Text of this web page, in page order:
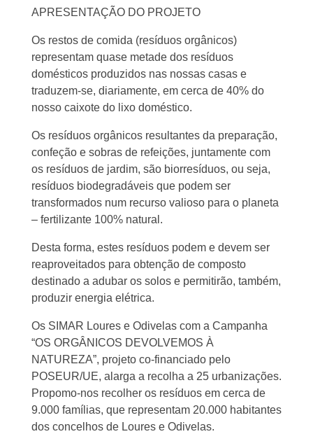
APRESENTAÇÃO DO PROJETO
Os restos de comida (resíduos orgânicos)
representam quase metade dos resíduos
domésticos produzidos nas nossas casas e
traduzem-se, diariamente, em cerca de 40% do
nosso caixote do lixo doméstico.
Os resíduos orgânicos resultantes da preparação,
confeção e sobras de refeições, juntamente com
os resíduos de jardim, são biorresíduos, ou seja,
resíduos biodegradáveis que podem ser
transformados num recurso valioso para o planeta
– fertilizante 100% natural.
Desta forma, estes resíduos podem e devem ser
reaproveitados para obtenção de composto
destinado a adubar os solos e permitirão, também,
produzir energia elétrica.
Os SIMAR Loures e Odivelas com a Campanha
“OS ORGÂNICOS DEVOLVEMOS À
NATUREZA”, projeto co-financiado pelo
POSEUR/UE, alarga a recolha a 25 urbanizações.
Propomo-nos recolher os resíduos em cerca de
9.000 famílias, que representam 20.000 habitantes
dos concelhos de Loures e Odivelas.